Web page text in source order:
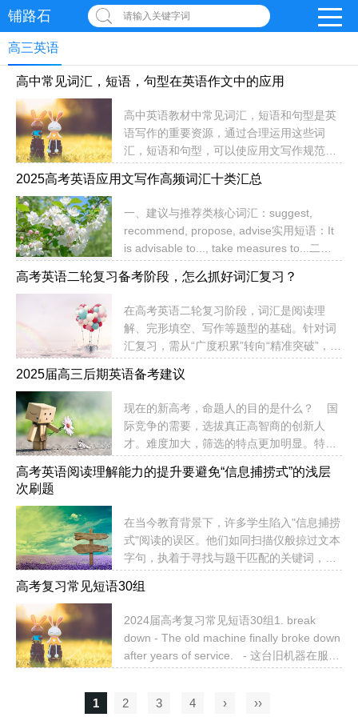
铺路石 请输入关键字词
高三英语
高中常见词汇，短语，句型在英语作文中的应用
高中英语教材中常见词汇，短语和句型是英
语写作的重要资源，通过合理运用这些词
汇，短语和句型，可以使应用文写作规范得
量。词汇短语篇1.As you have a preference
suggestions will be of great help to us.因为
你喜欢中国传统文化，你的建议将对我们大
有帮助。（适用求助信）2.Content and
joyful，she tu...
2025高考英语应用文写作高频词汇十类汇总
一、建议与推荐类‌‌核心词汇‌：suggest,
recommend, propose, advise‌实用短语‌：It
is advisable to..., take measures to...‌二、
express gratitude, be grateful‌道歉用语‌：
邀请与参与类‌‌邀请动词‌：invite, request,
welcome‌参与行动‌：participat...
高考英语二轮复习备考阶段，怎么抓好词汇复习？
在高考英语二轮复习阶段，词汇是阅读理
解、完形填空、写作等题型的基础。针对词
汇复习，需从“广度积累”转向“精准突破”，结
以下是系统性建议：一、明确词汇复习重点
目背单词书：1. 高频核心词（约1500-2000
词） - 整理近5年高考真题中重复出现的
词汇（尤其是阅读和完形中的动词、形容
词、副词）。 - 重点标注：一词多义（如
2025届高三后期英语备考建议
现在的新高考，命题人的目的是什么？ 国
际竞争的需要，选拔真正高智商的创新人
才。难度加大，筛选的特点更加明显。特别
的范文为例，注意文章结构和加分句型的分
减料！ 规避机械刷题。对于做完的练习
题，要整理相关笔记，这包括词汇的巩固与
拓展，长难句的分析与整理等，整理过后就
要记忆，脱离了巩固与记忆，英语绝对没
高考英语阅读理解能力的提升要避免“信息捕捞式”的浅层
次刷题
在当今教育背景下，许多学生陷入"信息捕捞
式"阅读的误区。他们如同扫描仪般掠过文本
字句，执着于寻找与题干匹配的关键词，却
不见。这种"见木不见林"的阅读模式，与精
比。这种浅层次的阅读习惯，不仅导致"读
完"与"读懂"的错位，更使阅读理解成绩陷入
瓶颈。浅层次刷题的本质是"用身体的劳累掩
则陷...
高考复习常见短语30组
2024届高考复习常见短语30组1. break
down - The old machine finally broke down
after years of service. - 这台旧机器在服役
class project. - 她为班级项目想出了一个创
1 2 3 4 › ››